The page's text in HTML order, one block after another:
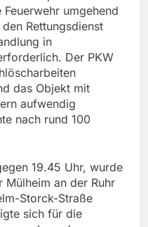
umgehend
Rettungsdienst
in
Der PKW
das Objekt mit
aufwendig
nach rund 100
19.45 Uhr, wurde
Mülheim an der Ruhr
Storck-Straße
sich für die